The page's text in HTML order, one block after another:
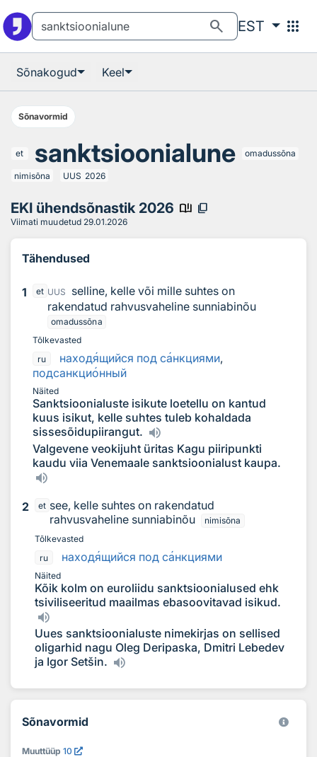
search EST apps
Sõnakogud Keel
Sõnavormid
et sanktsioonialune omadussõna
nimisõna UUS 2026
EKI ühendsõnastik 2026 book_ribbon content_copy
Viimati muudetud 29.01.2026
Tähendused
1 et UUS
selline, kelle või mille suhtes on
rakendatud rahvusvaheline sunniabinõu
omadussõna
Tõlkevasted
ru
находящийся под санкциями,
подсанкционный
Näited
Sanktsioonialuste isikute loetellu on kantud
kuus isikut, kelle suhtes tuleb kohaldada
sissesõidupiirangut.
Valgevene veokijuht üritas Kagu piiripunkti
kaudu viia Venemaale sanktsioonialust kaupa.
2 et see, kelle suhtes on rakendatud
rahvusvaheline sunniabinõu
nimisõna
Tõlkevasted
ru
находящийся под санкциями
Näited
Kõik kolm on euroliidu sanktsioonialused ehk
tsiviliseeritud maailmas ebasoovitavad isikud.
Uues sanktsioonialuste nimekirjas on sellised
oligarhid nagu Oleg Deripaska, Dmitri Lebedev
ja Igor Setšin.
Sõnavormid
Muuttüüp 10